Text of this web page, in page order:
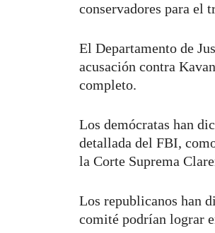
conservadores para el
El Departamento de
acusación contra
completo.
Los demócratas han
detallada del FBI,
la Corte Suprema
Los republicanos han
comité podrían lograr